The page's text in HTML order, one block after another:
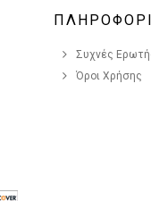
Συχνές
Όροι Χρήσης